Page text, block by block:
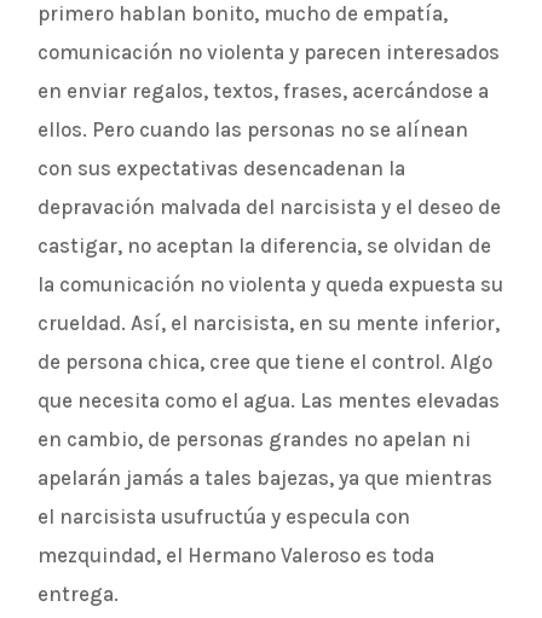
primero hablan bonito, mucho de empatía,
comunicación no violenta y parecen interesados
en enviar regalos, textos, frases, acercándose a
ellos. Pero cuando las personas no se alínean
con sus expectativas desencadenan la
depravación malvada del narcisista y el deseo de
castigar, no aceptan la diferencia, se olvidan de
la comunicación no violenta y queda expuesta su
crueldad. Así, el narcisista, en su mente inferior,
de persona chica, cree que tiene el control. Algo
que necesita como el agua. Las mentes elevadas
en cambio, de personas grandes no apelan ni
apelarán jamás a tales bajezas, ya que mientras
el narcisista usufructúa y especula con
mezquindad, el Hermano Valeroso es toda
entrega.